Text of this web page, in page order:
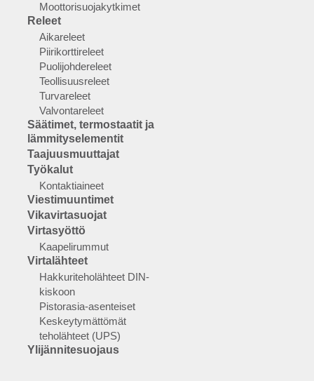
Moottorisuojakytkimet
Releet
Aikareleet
Piirikorttireleet
Puolijohdereleet
Teollisuusreleet
Turvareleet
Valvontareleet
Säätimet, termostaatit ja
lämmityselementit
Taajuusmuuttajat
Työkalut
Kontaktiaineet
Viestimuuntimet
Vikavirtasuojat
Virtasyöttö
Kaapelirummut
Virtalähteet
Hakkuriteholähteet DIN-
kiskoon
Pistorasia-asenteiset
Keskeytymättömät
teholähteet (UPS)
Ylijännitesuojaus